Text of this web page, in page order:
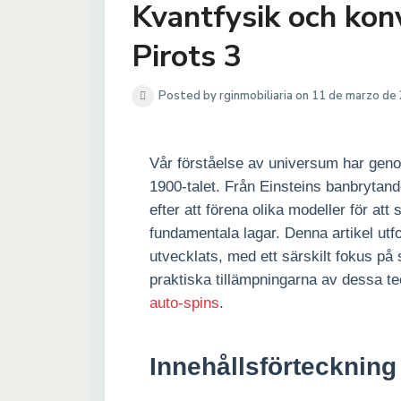
Kvantfysik och
Pirots 3
Posted by rginmobiliaria on 11 de marzo de
Vår förståelse av universum har
1900-talet. Från Einsteins
efter att förena olika modeller för att
fundamentala lagar. Denna artikel
utvecklats, med ett särskilt fokus på
praktiska tillämpningarna av dessa
auto-spins.
Innehållsförteckning